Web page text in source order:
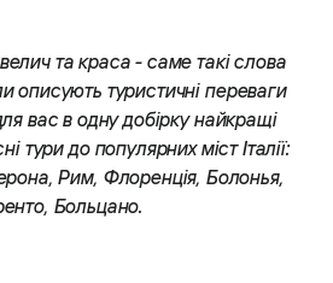
та краса - саме такі слова
описують туристичні переваги
вас в одну добірку найкращі
тури до популярних міст Італії:
Рим, Флоренція, Болонья,
Больцано.